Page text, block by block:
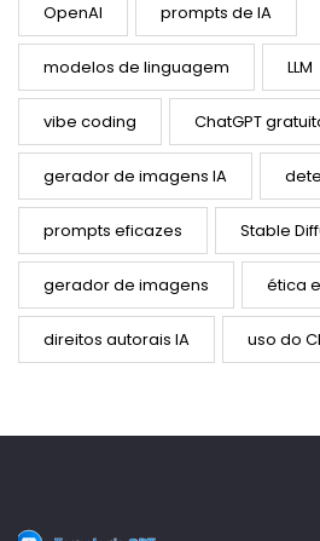
OpenAI prompts de IA
modelos de linguagem LLM
vibe coding ChatGPT
gerador de imagens IA
prompts eficazes Stable
gerador de imagens ética
direitos autorais IA uso do